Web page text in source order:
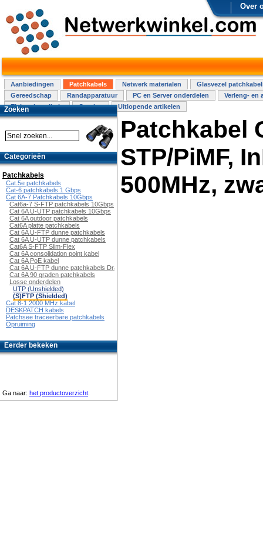
Over
Aanbiedingen Patchkabels Netwerk materialen
Glasvezel
Gereedschap
Randapparatuur PC en Server onderdelen
Verleng- en
Elektra installatie
Overige Uitlopende artikelen
Patchkabel
STP/PiMF,
500MHz,
Zoeken
Categorieën
Patchkabels
Cat.5e patchkabels
Cat-6 patchkabels 1 Gbps
Cat 6A-7 Patchkabels 10Gbps
Cat6a-7 S-FTP patchkabels 10Gbps
Cat 6A U-UTP patchkabels 10Gbps
Cat 6A outdoor patchkabels
Cat6A platte patchkabels
Cat 6A U-FTP dunne patchkabels
Cat 6A U-UTP dunne patchkabels
Cat6A S-FTP Slim-Flex
Cat 6A consolidation point kabel
Cat 6A PoE kabel
Cat 6A U-FTP dunne patchkabels Draaibaar
Cat 6A 90 graden patchkabels
Losse onderdelen
UTP (Unshielded)
(S)FTP (Shielded)
Cat 8-1 2000 MHz kabel
DESKPATCH kabels
Patchsee traceerbare patchkabels
Opruiming
Eerder bekeken
Ga naar: het productoverzicht